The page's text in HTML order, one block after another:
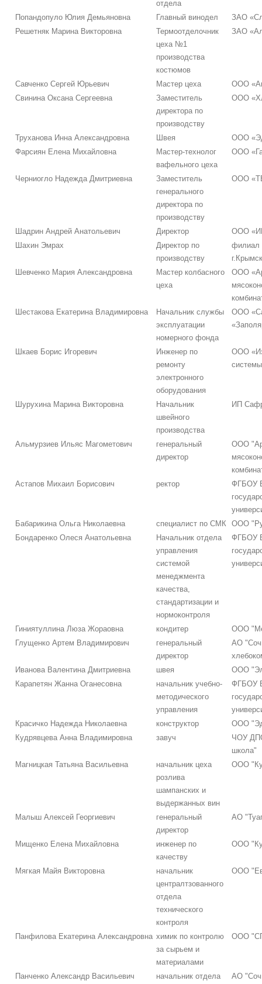
отдела
Попандопуло Юлия Демьяновна
Главный винодел
ЗАО
Решетняк Марина Викторовна
Термоотделочник
цеха №1
производства
костюмов
ЗАО
Савченко Сергей Юрьевич Мастер цеха
ООО
Свинина Оксана Сергеевна
Заместитель
директора по
производству
ООО
Труханова Инна Александровна Швея
ООО
Фарсиян Елена Михайловна
Мастер-технолог
вафельного цеха
ООО
Черниогло Надежда Дмитриевна
Заместитель
генерального
директора по
производству
ООО
Шадрин Андрей Анатольевич Директор
ООО
Шахин Эмрах
Директор по
производству
Шевченко Мария Александровна
Мастер колбасного
цеха
ООО
Шестакова Екатерина Владимировна
Начальник службы
эксплуатации
номерного фонда
ООО
Шкаев Борис Игоревич
Инженер по
ремонту
электронного
оборудования
ООО
Шурухина Марина Викторовна
Начальник
швейного
производства
ИП
Альмурзиев Ильяс Магометович
генеральный
директор
ООО
Астапов Михаил Борисович
ректор
ФГБОУ
Бабарикина Ольга Николаевна
специалист по СМК ООО
Бондаренко Олеся Анатольевна
Начальник отдела
управления
системой
менеджмента
качества,
стандартизации и
нормоконтроля
ФГБОУ
Гиниятуллина Люза Жораовна кондитер
ООО
Глущенко Артем Владимирович
генеральный
директор
АО
Иванова Валентина Дмитриевна
швея
ООО
Карапетян Жанна Оганесовна
начальник учебно-
методического
управления
ФГБОУ
Красичко Надежда Николаевна
конструктор
ООО
Кудрявцева Анна Владимировна
завуч
ЧОУ
школа"
Магницкая Татьяна Васильевна
начальник цеха
розлива
шампанских и
выдержанных вин
ООО
Малыш Алексей Георгиевич
генеральный
директор
АО
Мищенко Елена Михайловна
инженер по
качеству
ООО
Мягкая Майя Викторовна
начальник
централтзованного
отдела
технического
контроля
ООО
Панфилова Екатерина Александровна химик по контролю
за сырьем и
материалами
ООО
Панченко Александр Васильевич
начальник отдела
АО